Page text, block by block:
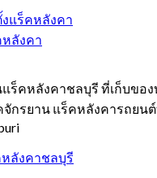
งแร็คหลังคา
หลังคา
ร็คหลังคาชลบุรี ที่เก็บขอ
จักรยาน แร็คหลังคารถยน
ลังคาชลบุรี